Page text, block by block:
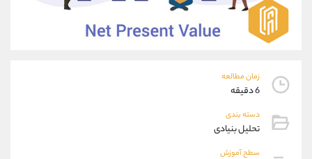
زمان مطالعه
6 دقیقه
دسته بندی
تحلیل بنیادی
سطح آموزش
09194198792
واتساپ شروع گفتگو
تلگرام @Armteam_admin_33
پشتیبان فروش
موبایل
واتساپ